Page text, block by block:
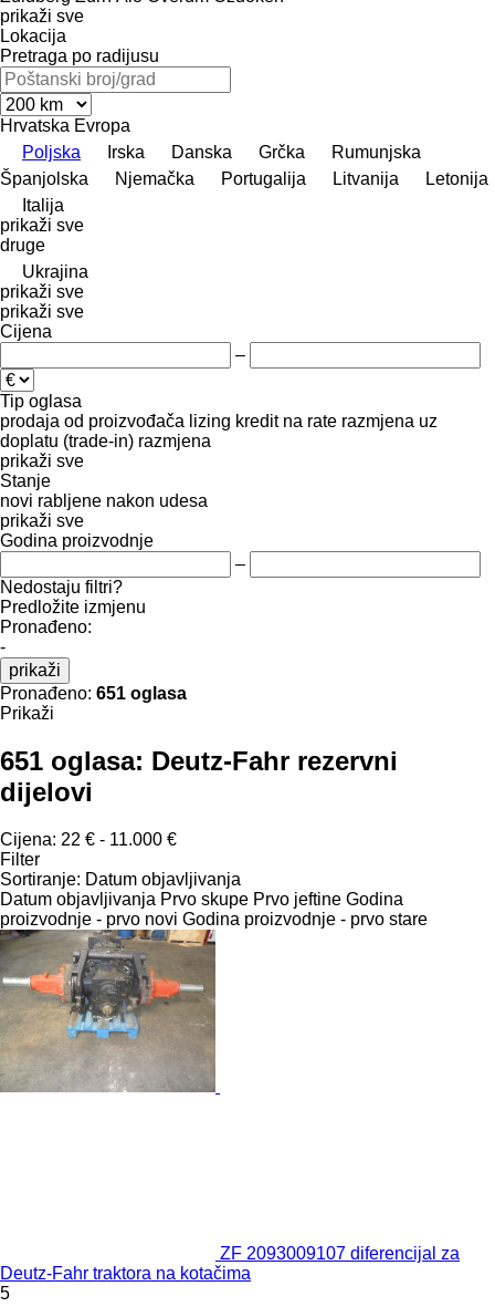
prikaži sve
Lokacija
Pretraga po radijusu
Hrvatska Evropa
Poljska
Irska Danska Grčka
Rumunjska
Španjolska
Njemačka Portugalija Litvanija
Letonija
Italija
prikaži sve
druge
Ukrajina
prikaži sve
prikaži sve
Cijena
–
Tip oglasa
prodaja od proizvođača lizing kredit na rate razmjena uz
doplatu (trade-in) razmjena
prikaži sve
Stanje
novi rabljene nakon udesa
prikaži sve
Godina proizvodnje
–
Nedostaju filtri?
Predložite izmjenu
Pronađeno:
-
prikaži
Pronađeno: 651 oglasa
Prikaži
651 oglasa: Deutz-Fahr rezervni
dijelovi
Cijena: 22 € - 11.000 €
Filter
Sortiranje: Datum objavljivanja
Datum objavljivanja Prvo skupe Prvo jeftine Godina
proizvodnje - prvo novi Godina proizvodnje - prvo stare
ZF 2093009107 diferencijal za
Deutz-Fahr traktora na kotačima
5